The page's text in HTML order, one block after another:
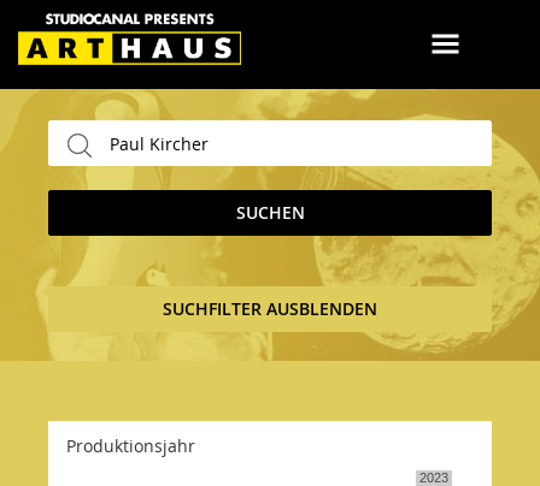
SUCHEN
SUCHFILTER AUSBLENDEN
Produktionsjahr
2023
2023